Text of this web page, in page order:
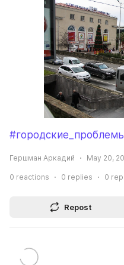
Гершман Аркадий May 20,
0 reactions 0 replies 0
Repost